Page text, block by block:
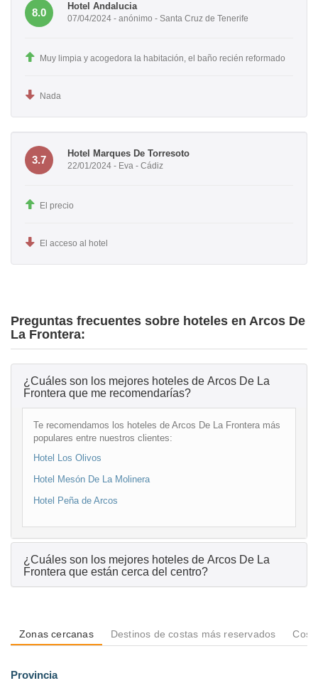
8.0
Hotel Andalucia
07/04/2024 - anónimo - Santa Cruz de Tenerife
Muy limpia y acogedora la habitación, el baño recién reformado
Nada
3.7
Hotel Marques De Torresoto
22/01/2024 - Eva - Cádiz
El precio
El acceso al hotel
Preguntas frecuentes sobre hoteles en Arcos De
La Frontera:
¿Cuáles son los mejores hoteles de Arcos De La
Frontera que me recomendarías?
Te recomendamos los hoteles de Arcos De La Frontera más
populares entre nuestros clientes:
Hotel Los Olivos
Hotel Mesón De La Molinera
Hotel Peña de Arcos
¿Cuáles son los mejores hoteles de Arcos De La
Frontera que están cerca del centro?
Zonas cercanas Destinos de costas más reservados
Provincia